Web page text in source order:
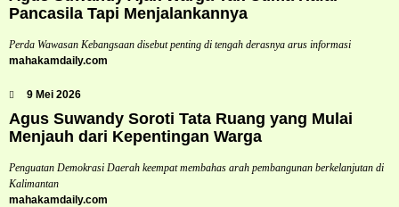
Pancasila Tapi Menjalankannya
Perda Wawasan Kebangsaan disebut penting di tengah derasnya arus informasi
mahakamdaily.com
9 Mei 2026
Agus Suwandy Soroti Tata Ruang yang Mulai
Menjauh dari Kepentingan Warga
Penguatan Demokrasi Daerah keempat membahas arah pembangunan berkelanjutan di
Kalimantan
mahakamdaily.com